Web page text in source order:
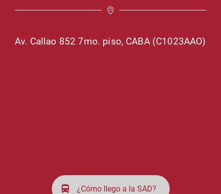
Av. Callao 852 7mo. piso, CABA (C1023AAO)
¿Cómo llego a la SAD?